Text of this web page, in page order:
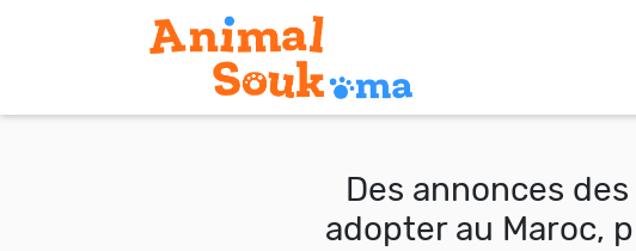
Des annonces
adopter au Maroc,